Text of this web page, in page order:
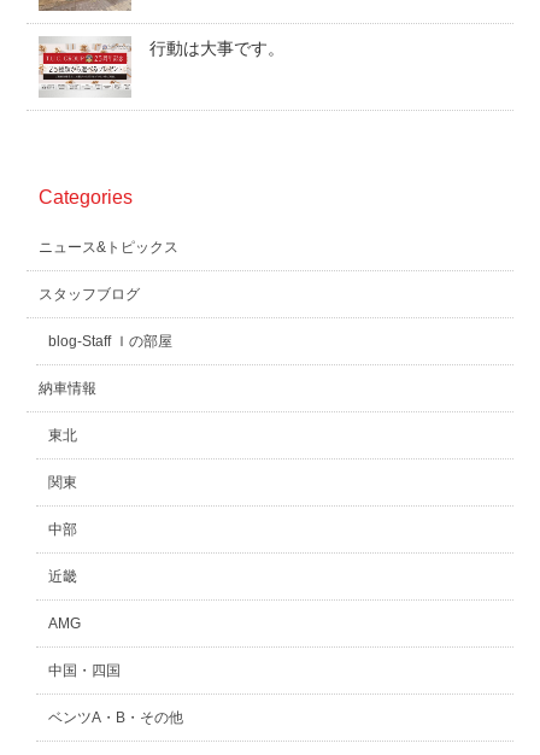
スタッフ紹介 リクルート
お問い合わせ
行動は大事です。
Categories
ニュース&トピックス
スタッフブログ
blog-Staff Ｉの部屋
納車情報
東北
関東
中部
近畿
AMG
中国・四国
ベンツA・B・その他